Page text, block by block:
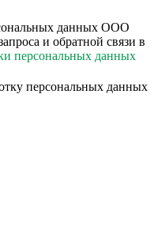
данных ООО
и обратной связи в
персональных данных
персональных данных